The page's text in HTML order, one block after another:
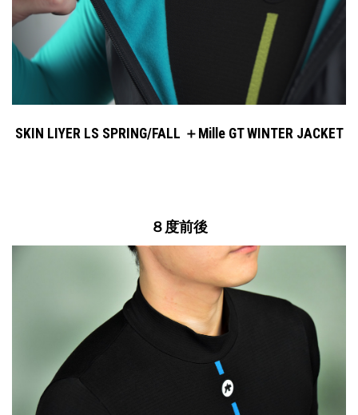
SKIN LIYER LS SPRING/FALL ＋Mille GT WINTER JACKET
８度前後